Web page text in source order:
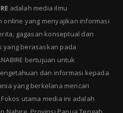
adalah media ilmu
online yang menyajikan informasi
gagasan konseptual dan
yang berasaskan pada
bertujuan untuk
dan informasi kepada
yang berkelana mencari
utama media ini adalah